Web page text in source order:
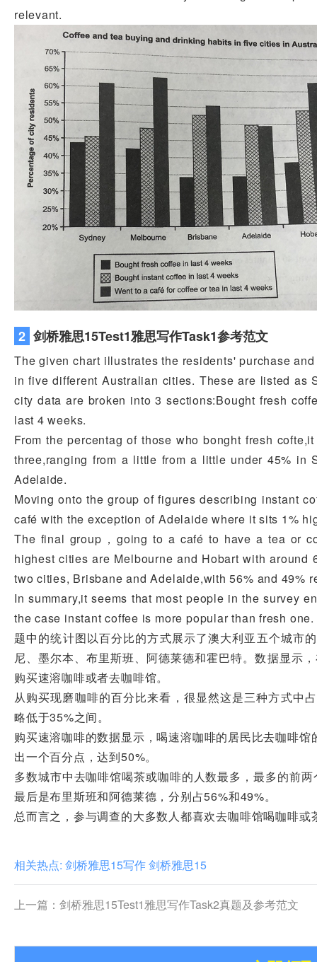
relevant.
2 剑桥雅思15Test1雅思写作Task1参考范文
The given chart illustrates the residents' purchase
in five different Australian cities. These are listed as
city data are broken into 3 sections:Bought fresh
last 4 weeks.
From the percentag of those who bonght fresh
three,ranging from a little from a little under 45% in
Adelaide.
Moving onto the group of figures describing instant
café with the exception of Adelaide where it sits 1%
The final group，going to a café to have a tea or
highest cities are Melbourne and Hobart with
two cities, Brisbane and Adelaide,with 56% and 49%
In summary,it seems that most people in the survey
the case instant coffee is more popular than fresh one.
题中的统计图以百分比的方式展示了澳大利亚五个城市
尼、墨尔本、布里斯班、阿德莱德和霍巴特。数据显示
购买速溶咖啡或者去咖啡馆。
从购买现磨咖啡的百分比来看，很显然这是三种方式中
略低于35%之间。
购买速溶咖啡的数据显示，喝速溶咖啡的居民比去咖啡
出一个百分点，达到50%。
多数城市中去咖啡馆喝茶或咖啡的人数最多，最多的前
最后是布里斯班和阿德莱德，分别占56%和49%。
总而言之，参与调查的大多数人都喜欢去咖啡馆喝咖啡
相关热点: 剑桥雅思15写作剑桥雅思15
上一篇： 剑桥雅思15Test1雅思写作Task2真题及参考范文